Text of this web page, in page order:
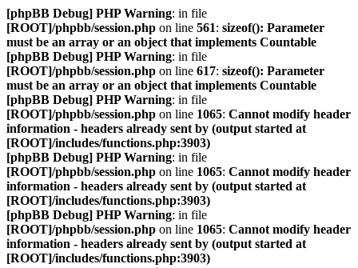
[phpBB Debug] PHP Warning: in file
[ROOT]/phpbb/session.php on line 561: sizeof(): Parameter
must be an array or an object that implements Countable
[phpBB Debug] PHP Warning: in file
[ROOT]/phpbb/session.php on line 617: sizeof(): Parameter
must be an array or an object that implements Countable
[phpBB Debug] PHP Warning: in file
[ROOT]/phpbb/session.php on line 1065: Cannot modify header
information - headers already sent by (output started at
[ROOT]/includes/functions.php:3903)
[phpBB Debug] PHP Warning: in file
[ROOT]/phpbb/session.php on line 1065: Cannot modify header
information - headers already sent by (output started at
[ROOT]/includes/functions.php:3903)
[phpBB Debug] PHP Warning: in file
[ROOT]/phpbb/session.php on line 1065: Cannot modify header
information - headers already sent by (output started at
[ROOT]/includes/functions.php:3903)